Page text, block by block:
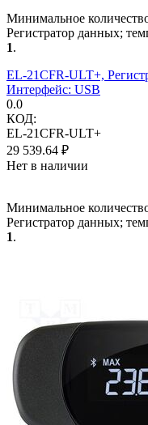
Минимальное
Регистратор данных;
1.
EL-21CFR-ULT+,
Интерфейс: USB
0.0
КОД:
EL-21CFR-ULT+
29 539.64 ₽
Нет в наличии
Минимальное
Регистратор данных;
1.